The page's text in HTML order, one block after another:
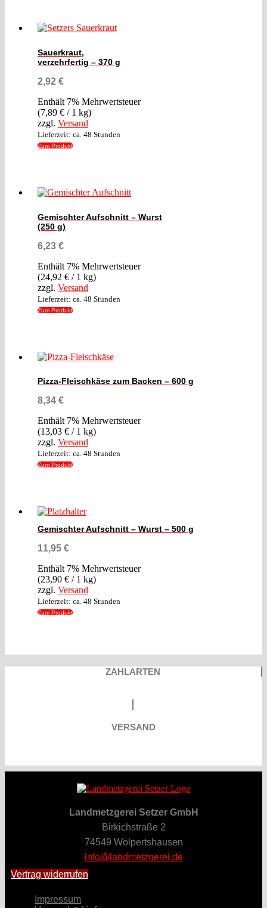
Sauerkraut,
verzehrfertig – 370 g
2,92 €
Enthält 7% Mehrwertsteuer
(7,89 € / 1 kg)
zzgl. Versand
Lieferzeit: ca. 48 Stunden
Zum Produkt
Gemischter Aufschnitt – Wurst
(250 g)
6,23 €
Enthält 7% Mehrwertsteuer
(24,92 € / 1 kg)
zzgl. Versand
Lieferzeit: ca. 48 Stunden
Zum Produkt
Pizza-Fleischkäse zum Backen – 600 g
8,34 €
Enthält 7% Mehrwertsteuer
(13,03 € / 1 kg)
zzgl. Versand
Lieferzeit: ca. 48 Stunden
Zum Produkt
Gemischter Aufschnitt – Wurst – 500 g
11,95 €
Enthält 7% Mehrwertsteuer
(23,90 € / 1 kg)
zzgl. Versand
Lieferzeit: ca. 48 Stunden
Zum Produkt
ZAHLARTEN
VERSAND
Landmetzgerei Setzer GmbH
Birkichstraße 2
74549 Wolpertshausen
info@landmetzgerei.de
Vertrag widerrufen
Impressum